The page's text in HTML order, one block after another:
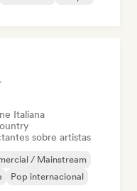
Italiana
sobre artistas
/ Mainstream
Pop internacional